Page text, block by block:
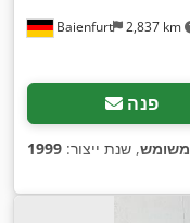
Baienfurt 2,837 km
פנה
משומש, שנת ייצור: 1999